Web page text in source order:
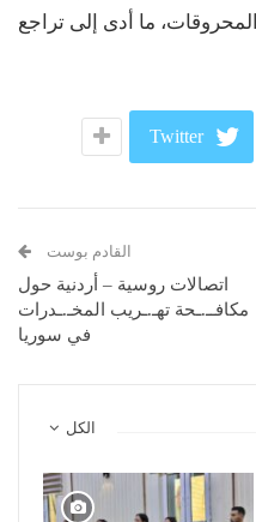
ما أدى إلى تراجع
Twitter
القادم بوست
اتصالات روسية – أردنية حول
مكافــ.ـحة تهـ.ـريب المخـ.ـدرات
في سوريا
الكل